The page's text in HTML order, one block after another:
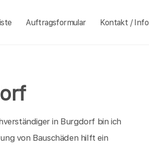
Auftragsformular Kontakt / Info
in Burgdorf bin ich
von Bauschäden hilft ein